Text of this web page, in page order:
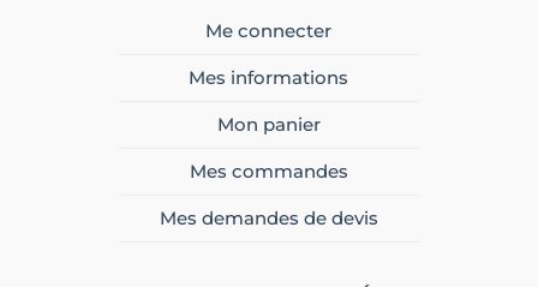
Me connecter
Mes informations
Mon panier
Mes commandes
Mes demandes de devis